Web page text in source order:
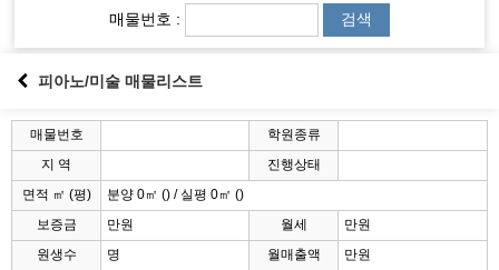
매물번호 : 검색
피아노/미술 매물리스트
매물번호
학원종류
지 역
진행상태
면적 ㎡ (평)
분양 0㎡ () / 실평 0㎡ ()
보증금
만원 월세
만원
원생수
명 월매출액
만원